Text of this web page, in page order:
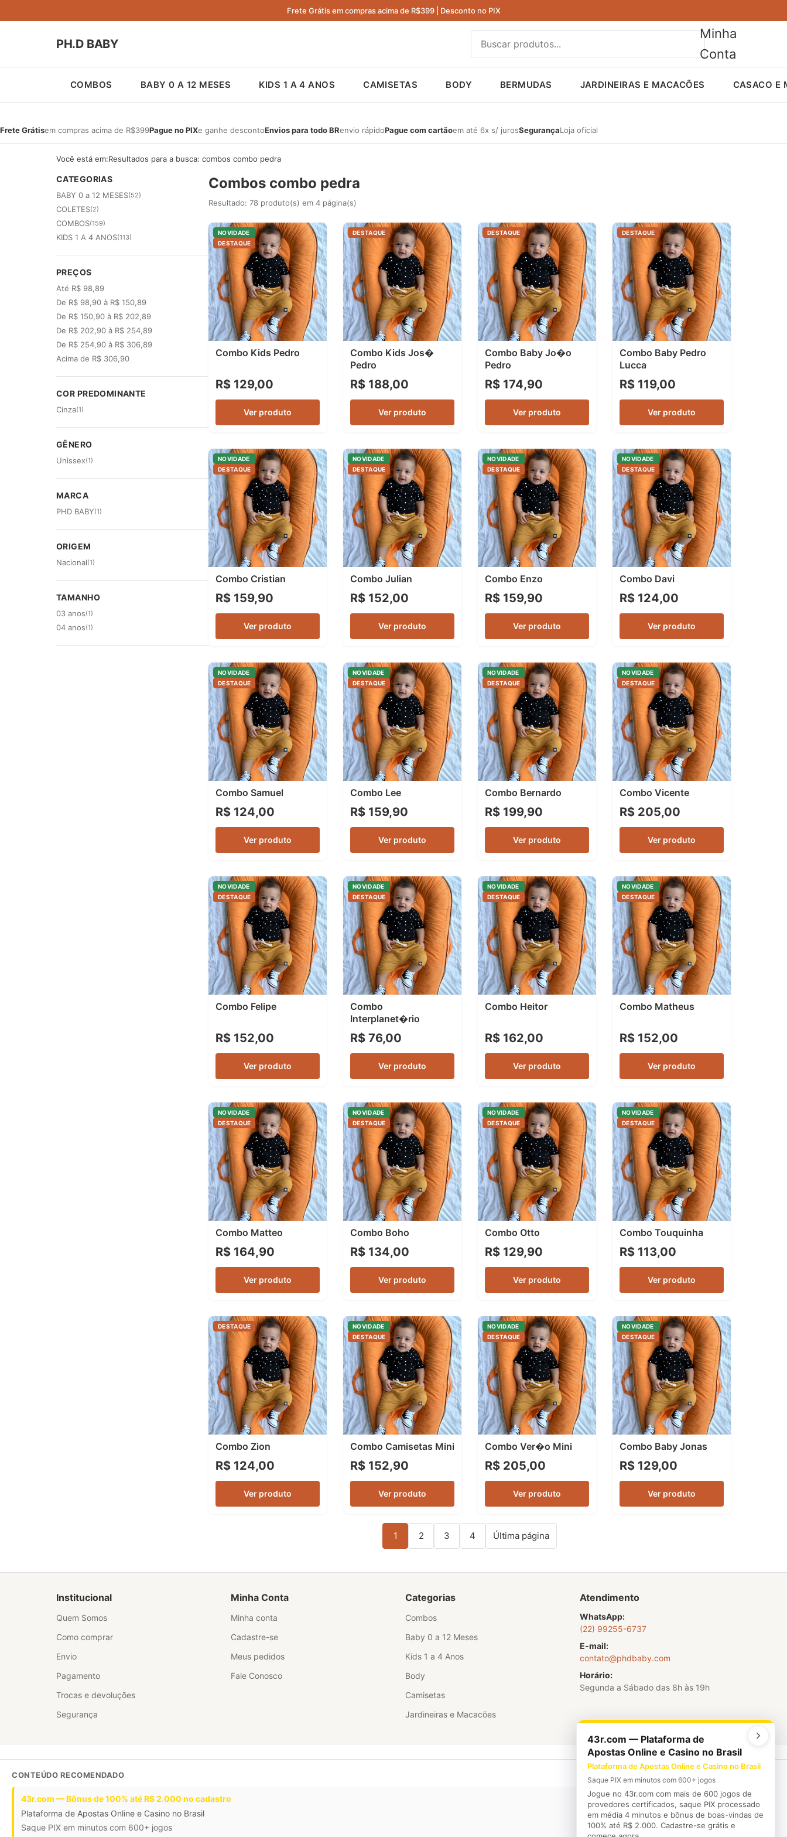
Frete Grátis em compras acima de R$399 | Desconto no PIX
PH.D BABY
Minha
Conta
COMBOS BABY 0 A 12 MESES KIDS 1 A 4 ANOS CAMISETAS BODY BERMUDAS JARDINEIRAS E MACACÕES CASACO E
Frete Grátisem compras acima de R$399Pague no PIXe ganhe descontoEnvios para todo BRenvio rápidoPague com cartãoem até 6x s/ jurosSegurançaLoja oficial
Você está em:Resultados para a busca: combos combo pedra
CATEGORIAS
BABY 0 a 12 MESES(52)
COLETES(2)
COMBOS(159)
KIDS 1 A 4 ANOS(113)
PREÇOS
Até R$ 98,89
De R$ 98,90 à R$ 150,89
De R$ 150,90 à R$ 202,89
De R$ 202,90 à R$ 254,89
De R$ 254,90 à R$ 306,89
Acima de R$ 306,90
COR PREDOMINANTE
Cinza(1)
GÊNERO
Unissex(1)
MARCA
PHD BABY(1)
ORIGEM
Nacional(1)
TAMANHO
03 anos(1)
04 anos(1)
Combos combo pedra
Resultado: 78 produto(s) em 4 página(s)
NOVIDADE
DESTAQUE
Combo Kids Pedro
R$ 129,00
Ver produto
DESTAQUE
Combo Kids Jos�
Pedro
R$ 188,00
Ver produto
DESTAQUE
Combo Baby Jo�o
Pedro
R$ 174,90
Ver produto
DESTAQUE
Combo Baby Pedro
Lucca
R$ 119,00
Ver produto
NOVIDADE
DESTAQUE
Combo Cristian
R$ 159,90
Ver produto
NOVIDADE
DESTAQUE
Combo Julian
R$ 152,00
Ver produto
NOVIDADE
DESTAQUE
Combo Enzo
R$ 159,90
Ver produto
NOVIDADE
DESTAQUE
Combo Davi
R$ 124,00
Ver produto
NOVIDADE
DESTAQUE
Combo Samuel
R$ 124,00
Ver produto
NOVIDADE
DESTAQUE
Combo Lee
R$ 159,90
Ver produto
NOVIDADE
DESTAQUE
Combo Bernardo
R$ 199,90
Ver produto
NOVIDADE
DESTAQUE
Combo Vicente
R$ 205,00
Ver produto
NOVIDADE
DESTAQUE
Combo Felipe
R$ 152,00
Ver produto
NOVIDADE
DESTAQUE
Combo
Interplanet�rio
R$ 76,00
Ver produto
NOVIDADE
DESTAQUE
Combo Heitor
R$ 162,00
Ver produto
NOVIDADE
DESTAQUE
Combo Matheus
R$ 152,00
Ver produto
NOVIDADE
DESTAQUE
Combo Matteo
R$ 164,90
Ver produto
NOVIDADE
DESTAQUE
Combo Boho
R$ 134,00
Ver produto
NOVIDADE
DESTAQUE
Combo Otto
R$ 129,90
Ver produto
NOVIDADE
DESTAQUE
Combo Touquinha
R$ 113,00
Ver produto
DESTAQUE
Combo Zion
R$ 124,00
Ver produto
NOVIDADE
DESTAQUE
Combo Camisetas Mini
R$ 152,90
Ver produto
NOVIDADE
DESTAQUE
Combo Ver�o Mini
R$ 205,00
Ver produto
NOVIDADE
DESTAQUE
Combo Baby Jonas
R$ 129,00
Ver produto
1 2 3 4 Última página
Institucional
Quem Somos
Como comprar
Envio
Pagamento
Trocas e devoluções
Segurança
Minha Conta
Minha conta
Cadastre-se
Meus pedidos
Fale Conosco
Categorias
Combos
Baby 0 a 12 Meses
Kids 1 a 4 Anos
Body
Camisetas
Jardineiras e Macacões
Atendimento
WhatsApp:
(22) 99255-6737
E-mail:
contato@phdbaby.com
Horário:
Segunda a Sábado das 8h às 19h
CONTEÚDO RECOMENDADO
43r.com — Bônus de 100% até R$ 2.000 no cadastro
Plataforma de Apostas Online e Casino no Brasil
Saque PIX em minutos com 600+ jogos
43r.com — Plataforma de
Apostas Online e Casino no Brasil
Plataforma de Apostas Online e Casino no Brasil
Saque PIX em minutos com 600+ jogos
Jogue no 43r.com com mais de 600 jogos de
provedores certificados, saque PIX processado
em média 4 minutos e bônus de boas-vindas de
100% até R$ 2.000. Cadastre-se grátis e